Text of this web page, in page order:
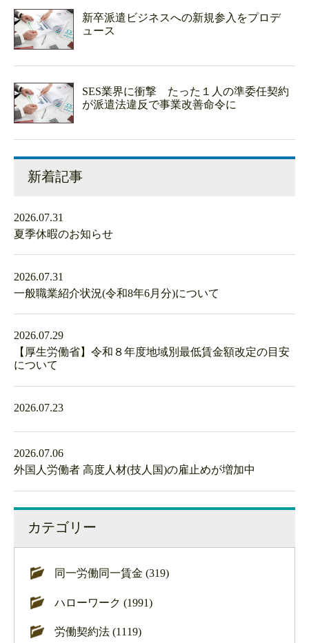
新卒派遣ビジネスへの新規参入をプロデ
ュース
SES業界に衝撃 たった１人の準委任契約
が派遣法違反で事業改善命令に
新着記事
2026.07.31
夏季休暇のお知らせ
2026.07.31
一般職業紹介状況(令和8年6月分)について
2026.07.29
【厚生労働省】令和８年度地域別最低賃金額改定の目安
について
2026.07.23
2026.07.06
外国人労働者 高度人材(技人国)の雇止めが増加中
カテゴリー
同一労働同一賃金 (319)
ハローワーク (1991)
労働契約法 (1119)